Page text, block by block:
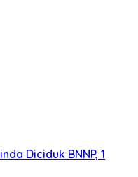
Diciduk BNNP, 1